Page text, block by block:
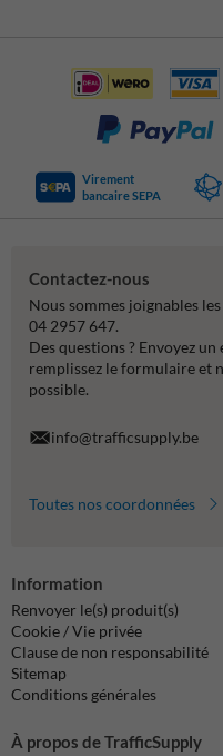
Virement
bancaire SEPA
Contactez-nous
Nous sommes joignables
04 2957 647.
Des questions ? Envoyez un
remplissez le formulaire et
possible.
info@trafficsupply.be
Toutes nos coordonnées
Information
Renvoyer le(s) produit(s)
Cookie / Vie privée
Clause de non responsabilité
Sitemap
Conditions générales
À propos de TrafficSupply